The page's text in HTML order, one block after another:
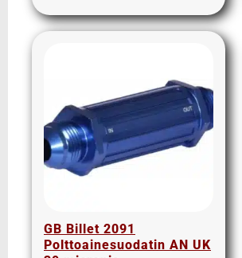
5/8" liittimet
Kulmanipat
Läpivientinipat ja vastamutterit
Lisäosat
Muhvit
Suunnattavat nipat
GB Billet 2091
Polttoainesuodatin AN UK